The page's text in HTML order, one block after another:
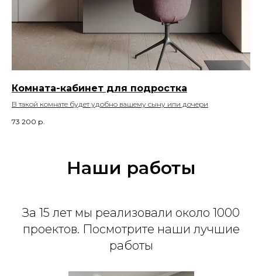
Комната-кабинет для подростка
В такой комнате будет удобно вашему сыну или дочери
73 200 р.
Наши работы
За 15 лет мы реализовали около 1000
проектов. Посмотрите наши лучшие
работы